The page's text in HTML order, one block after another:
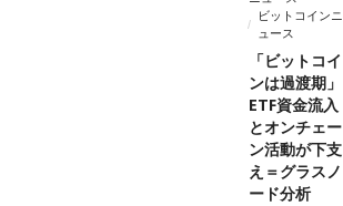
ビットコインニ
ュース
「ビットコイ
ンは過渡期」
ETF資金流入
とオンチェー
ン活動が下支
え＝グラスノ
ード分析